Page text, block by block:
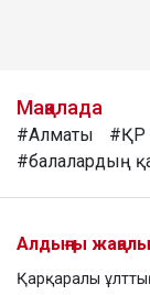
Мақалада
#Алматы #ҚР
#балалардың
Алдыңғы
Қарқаралы